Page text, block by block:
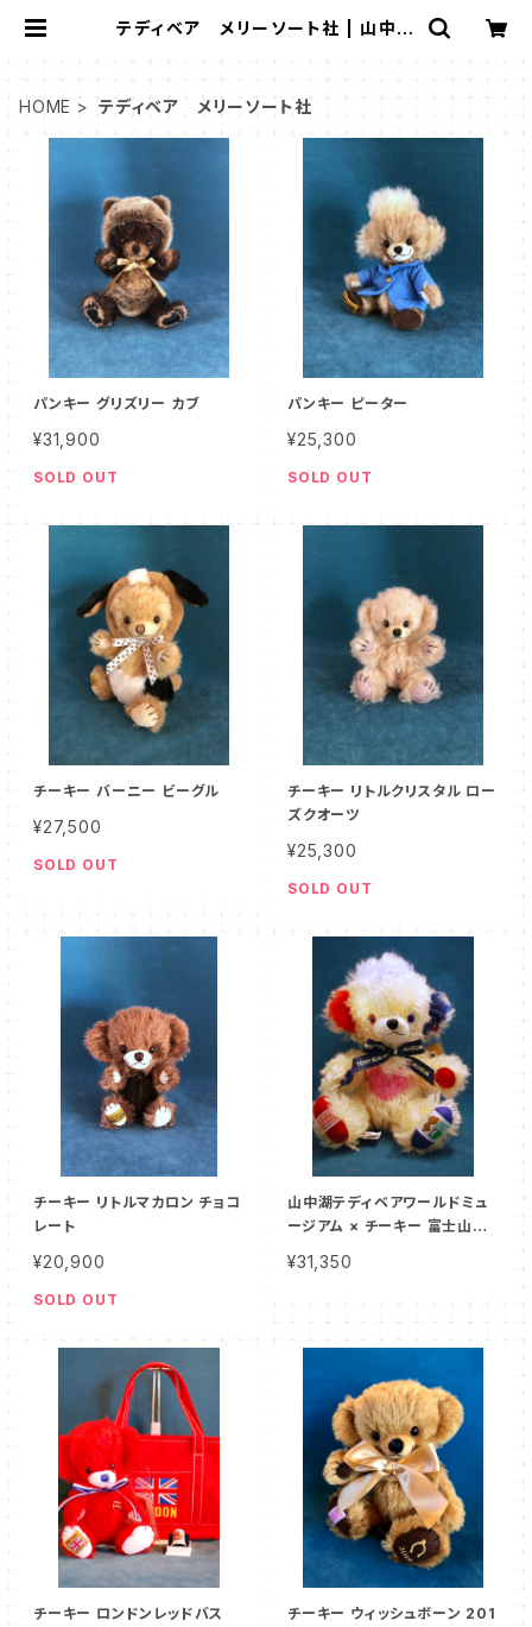
テディベア メリーソート社 | 山中湖
HOME
テディベア メリーソート社
パンキー グリズリー カブ
¥31,900
SOLD OUT
パンキー ピーター
¥25,300
SOLD OUT
チーキー バーニー ビーグル
¥27,500
SOLD OUT
チーキー リトルクリスタル ロー
ズクオーツ
¥25,300
SOLD OUT
チーキー リトルマカロン チョコ
レート
¥20,900
SOLD OUT
山中湖テディベアワールドミュ
ージアム × チーキー 富士山パ
¥31,350
チーキー ロンドンレッドバス
チーキー ウィッシュボーン 201